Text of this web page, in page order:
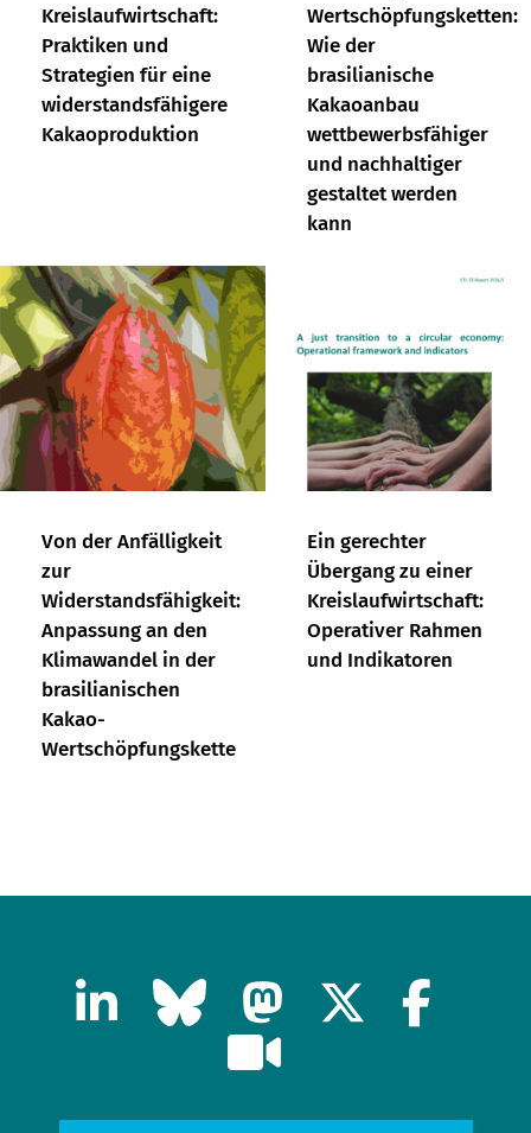
Kreislaufwirtschaft:
Praktiken und
Strategien für eine
widerstandsfähigere
Kakaoproduktion
Wertschöpfungsketten:
Wie der
brasilianische
Kakaoanbau
wettbewerbsfähiger
und nachhaltiger
gestaltet werden
kann
Von der Anfälligkeit
zur
Widerstandsfähigkeit:
Anpassung an den
Klimawandel in der
brasilianischen
Kakao-
Wertschöpfungskette
Ein gerechter
Übergang zu einer
Kreislaufwirtschaft:
Operativer Rahmen
und Indikatoren